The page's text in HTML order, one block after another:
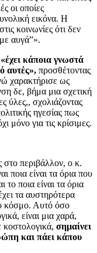
οι οποίες
εικόνα. Η
κοινωνίες ότι δεν
αυγά”».
«έχει κάποια γνωστά
αυτές», προσθέτοντας
χαρακτήρισε ως
δε, βήμα μια σχετική
ύλες,, σχολιάζοντας
ηγεσίας πως
μόνο για τις κρίσιμες.
στο περιβάλλον, ο κ.
ποια είναι τα όρια που
το ποια είναι τα όρια
τα αυστηρότερα
κόσμο. Αυτό όσο
είναι μια χαρά,
σημαίνει
και πάει κάπου